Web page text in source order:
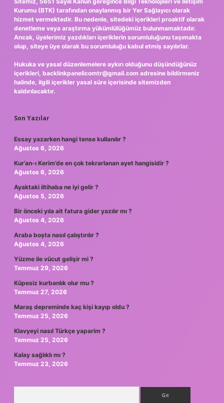
Kurumu (BTK) tarafından onaylanmış bir Yer Sağlayıcı olarak
hizmet vermektedir. Bu nedenle, sitedeki içerikleri proaktif olarak
denetleme veya araştırma yükümlülüğümüz bulunmamaktadır.
Ancak, üyelerimiz yazdıkları içeriklerin sorumluluğunu taşımakta
olup, siteye üye olarak bu sorumluluğu kabul etmiş sayılırlar.
Hukuka ve yasal düzenlemelere aykırı olduğunu düşündüğünüz
içerikleri, backlinkpanelicomtr@gmail.com adresine bildirmeniz
halinde, ilgili içerikler yasal süre içerisinde sitemizden
kaldırılacaktır.
Son Yazılar
Essay yazarken hangi tense kullanılır ?
Ağustos 6, 2026
Kur’an-ı Kerim’de en çok tekrarlanan ayet hangisidir ?
Ağustos 6, 2026
Ayaktaki iltihaba ne iyi gelir ?
Ağustos 5, 2026
Bir önceki yıla ait fatura gider yazılır mı ?
Ağustos 4, 2026
Araba boşta nasıl çalıştırılır ?
Ağustos 4, 2026
Yüzme ile vücut gelişir mi ?
Temmuz 29, 2026
Küpesiz kurbanlık olur mu ?
Temmuz 27, 2026
Maraş depreminde kaç kişi kayıp oldu ?
Temmuz 25, 2026
Klavyeyi nasıl Türkçe yaparim ?
Temmuz 25, 2026
Kalay sağlıklı mı ?
Temmuz 23, 2026